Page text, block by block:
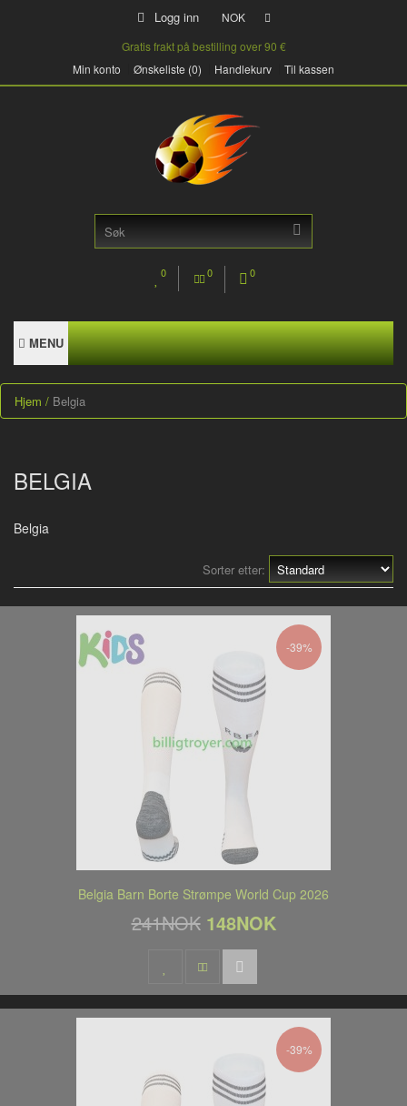
Logg inn
NOK
Gratis frakt på bestilling over 90 €
Min konto
Ønskeliste (0) Handlekurv Til kassen
0 0 0
MENU
Hjem Belgia
BELGIA
Belgia
Sorter etter:
-39%
Belgia Barn Borte Strømpe World Cup 2026
241NOK 148NOK
-39%